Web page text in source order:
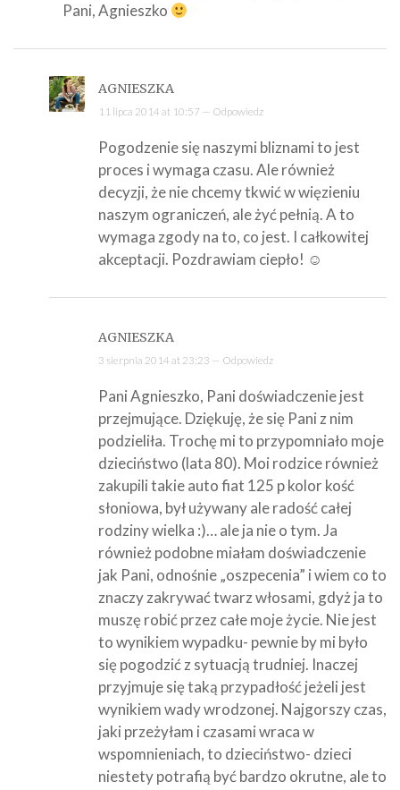
Pani, Agnieszko
AGNIESZKA
11 lipca 2014 at 10:57 — Odpowiedz
Pogodzenie się naszymi bliznami to jest
proces i wymaga czasu. Ale również
decyzji, że nie chcemy tkwić w więzieniu
naszym ograniczeń, ale żyć pełnią. A to
wymaga zgody na to, co jest. I całkowitej
akceptacji. Pozdrawiam ciepło! ☺
AGNIESZKA
3 sierpnia 2014 at 23:23 — Odpowiedz
Pani Agnieszko, Pani doświadczenie jest
przejmujące. Dziękuję, że się Pani z nim
podzieliła. Trochę mi to przypomniało moje
dzieciństwo (lata 80). Moi rodzice również
zakupili takie auto fiat 125 p kolor kość
słoniowa, był używany ale radość całej
rodziny wielka :)… ale ja nie o tym. Ja
również podobne miałam doświadczenie
jak Pani, odnośnie „oszpecenia” i wiem co to
znaczy zakrywać twarz włosami, gdyż ja to
muszę robić przez całe moje życie. Nie jest
to wynikiem wypadku- pewnie by mi było
się pogodzić z sytuacją trudniej. Inaczej
przyjmuje się taką przypadłość jeżeli jest
wynikiem wady wrodzonej. Najgorszy czas,
jaki przeżyłam i czasami wraca w
wspomnieniach, to dzieciństwo- dzieci
niestety potrafią być bardzo okrutne, ale to